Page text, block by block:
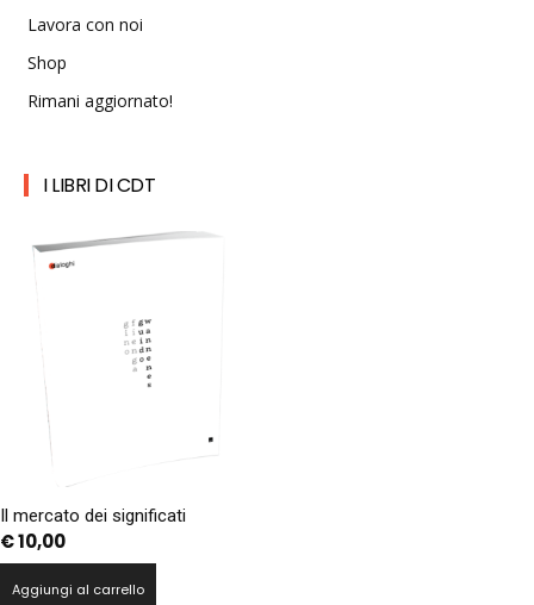
Lavora con noi
Shop
Rimani aggiornato!
I LIBRI DI CDT
Il mercato dei significati
€10,00
Aggiungi al carrello